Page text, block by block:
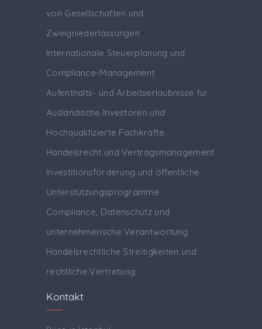
von Gesellschaften und
Zweigniederlassungen
Internationale Steuerplanung und
Compliance-Management
Aufenthalts- und Arbeitserlaubnisse für
Ausländische Investoren und
Hochqualifizierte Fachkräfte
Handelsrecht und Vertragsmanagement
Investitionsförderung und öffentliche
Unterstützungsprogramme
Compliance, Datenschutz und
unternehmerische Verantwortung
Handelsrechtliche Streitigkeiten und
rechtliche Vertretung
Kontakt